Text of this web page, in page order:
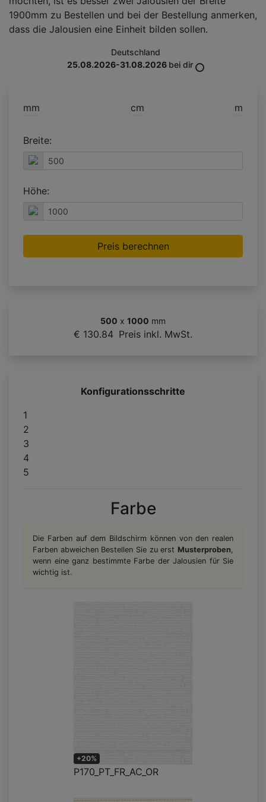
1900mm zu Bestellen und bei der Bestellung anmerken,
dass die Jalousien eine Einheit bilden sollen.
Deutschland
25.08.2026-31.08.2026 bei dir
mm cm m
Breite:
Höhe:
Preis berechnen
500 x 1000 mm
€ 130.84 Preis inkl. MwSt.
Konfigurationsschritte
1
2
3
4
5
Farbe
Die Farben auf dem Bildschirm können von den realen
Farben abweichen Bestellen Sie zu erst Musterproben,
wenn eine ganz bestimmte Farbe der Jalousien für Sie
wichtig ist.
+20%
P170_PT_FR_AC_OR